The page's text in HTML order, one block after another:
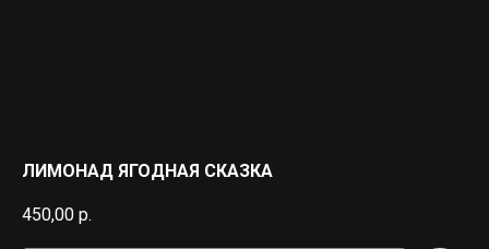
ЛИМОНАД ЯГОДНАЯ СКАЗКА
450,00 р.